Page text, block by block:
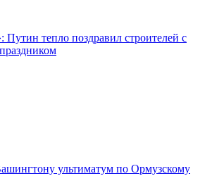
Путин тепло поздравил строителей с
ультиматум по Ормузскому